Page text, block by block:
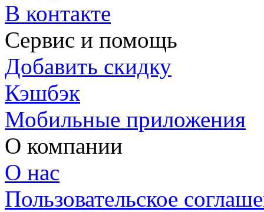
В контакте
Сервис и помощь
Добавить скидку
Кэшбэк
Мобильные приложения
О компании
О нас
Пользовательское